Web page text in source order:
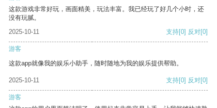
这款游戏非常好玩，画面精美，玩法丰富。我已经玩了好几个小时，还
没有玩腻。
2025-10-11
支持[0] 反对[0]
游客
这款app就像我的娱乐小助手，随时随地为我的娱乐提供帮助。
2025-10-11 支持[0] 反对[0]
游客